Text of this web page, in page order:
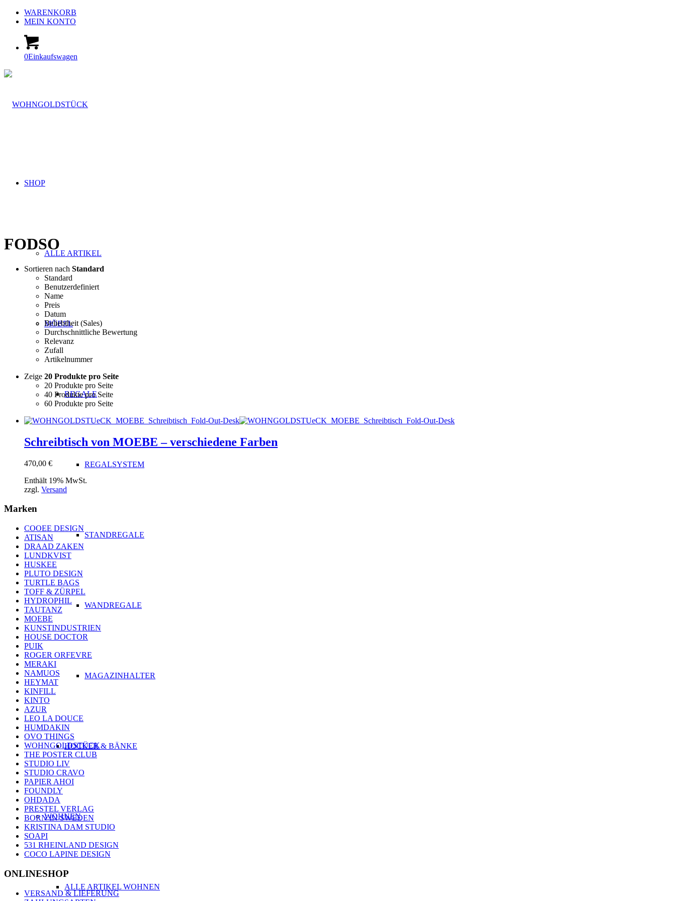
WARENKORB
MEIN KONTO
0Einkaufswagen
SHOP
ALLE ARTIKEL
MÖBEL
REGALE
REGALSYSTEM
STANDREGALE
WANDREGALE
MAGAZINHALTER
HOCKER & BÄNKE
WOHNEN
ALLE ARTIKEL WOHNEN
FODSO
Sortieren nach Standard
Standard
Benutzerdefiniert
Name
Preis
Datum
Beliebtheit (Sales)
Durchschnittliche Bewertung
Relevanz
Zufall
Artikelnummer
Zeige 20 Produkte pro Seite
20 Produkte pro Seite
40 Produkte pro Seite
60 Produkte pro Seite
Schreibtisch von MOEBE – verschiedene Farben
470,00 €
Enthält 19% MwSt.
zzgl. Versand
Marken
COOEE DESIGN
ATISAN
DRAAD ZAKEN
LUNDKVIST
HUSKEE
PLUTO DESIGN
TURTLE BAGS
TOFF & ZÜRPEL
HYDROPHIL
TAUTANZ
MOEBE
KUNSTINDUSTRIEN
HOUSE DOCTOR
PUIK
ROGER ORFEVRE
MERAKI
NAMUOS
HEYMAT
KINFILL
KINTO
AZUR
LEO LA DOUCE
HUMDAKIN
OVO THINGS
WOHNGOLDSTÜCK
THE POSTER CLUB
STUDIO LIV
STUDIO CRAVO
PAPIER AHOI
FOUNDLY
OHDADA
PRESTEL VERLAG
BORN IN SWEDEN
KRISTINA DAM STUDIO
SOAPI
531 RHEINLAND DESIGN
COCO LAPINE DESIGN
ONLINESHOP
VERSAND & LIEFERUNG